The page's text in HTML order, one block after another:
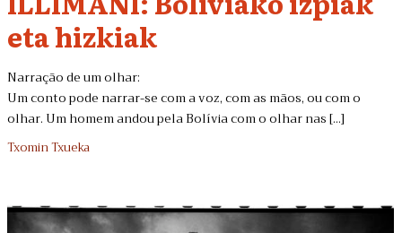
eta hizkiak
Narração de um olhar:
Um conto pode narrar-se com a voz, com as mãos, ou com o
olhar. Um homem andou pela Bolívia com o olhar nas [...]
Txomin Txueka